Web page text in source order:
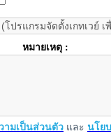
หมายเหตุ :
ามเป็นส่วนตัว และ นโย